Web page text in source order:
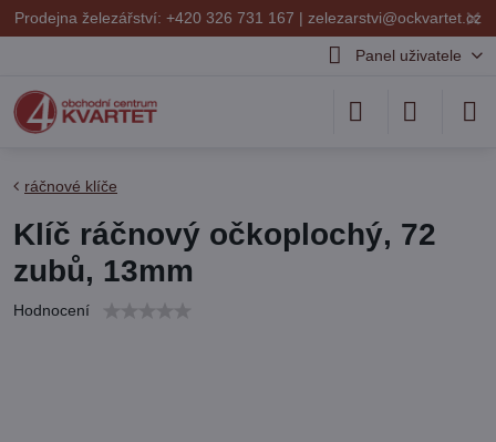
✕
Prodejna železářství: +420 326 731 167 | zelezarstvi@ockvartet.cz
Panel uživatele
ráčnové klíče
Klíč ráčnový očkoplochý, 72
zubů, 13mm
Hodnocení